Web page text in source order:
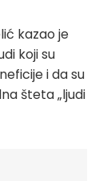
kazao je
koji su
i da su
šteta „ljudi